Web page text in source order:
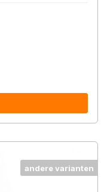
andere varianten